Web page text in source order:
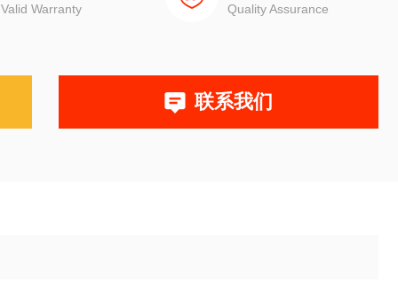
～+40℃
Valid Warranty Quality Assurance
联系我们